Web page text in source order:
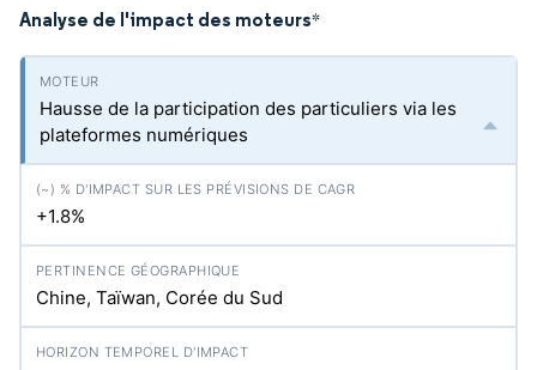
Analyse de l'impact des moteurs*
Hausse de la participation des particuliers via les
plateformes numériques
+1.8%
Chine, Taïwan, Corée du Sud